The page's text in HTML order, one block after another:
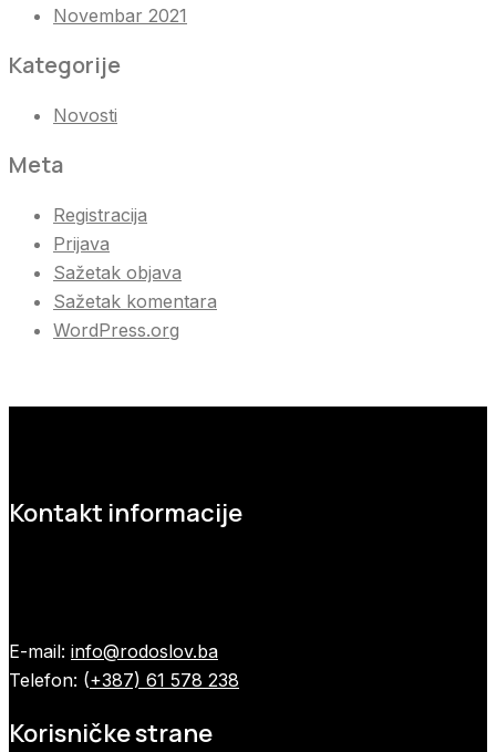
Novembar 2021
Kategorije
Novosti
Meta
Registracija
Prijava
Sažetak objava
Sažetak komentara
WordPress.org
Kontakt informacije
E-mail: info@rodoslov.ba
Telefon: (+387) 61 578 238
Korisničke strane